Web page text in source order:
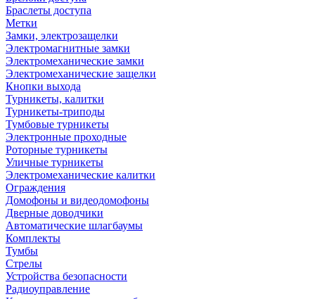
Браслеты доступа
Метки
Замки, электрозащелки
Электромагнитные замки
Электромеханические замки
Электромеханические защелки
Кнопки выхода
Турникеты, калитки
Турникеты-триподы
Тумбовые турникеты
Электронные проходные
Роторные турникеты
Уличные турникеты
Электромеханические калитки
Ограждения
Домофоны и видеодомофоны
Дверные доводчики
Автоматические шлагбаумы
Комплекты
Тумбы
Стрелы
Устройства безопасности
Радиоуправление